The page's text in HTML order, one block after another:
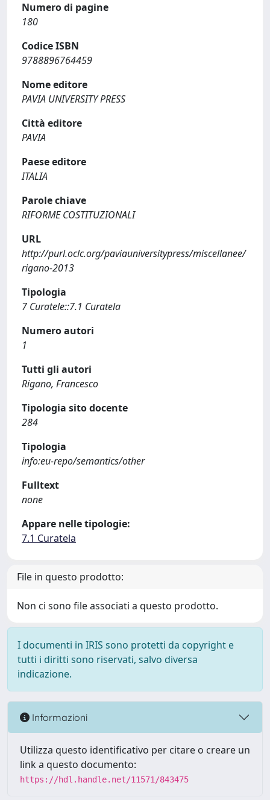
Numero di pagine
180
Codice ISBN
9788896764459
Nome editore
PAVIA UNIVERSITY PRESS
Città editore
PAVIA
Paese editore
ITALIA
Parole chiave
RIFORME COSTITUZIONALI
URL
http://purl.oclc.org/paviauniversitypress/miscellanee/
rigano-2013
Tipologia
7 Curatele::7.1 Curatela
Numero autori
1
Tutti gli autori
Rigano, Francesco
Tipologia sito docente
284
Tipologia
info:eu-repo/semantics/other
Fulltext
none
Appare nelle tipologie:
7.1 Curatela
File in questo prodotto:
Non ci sono file associati a questo prodotto.
I documenti in IRIS sono protetti da copyright e
tutti i diritti sono riservati, salvo diversa
indicazione.
Informazioni
Utilizza questo identificativo per citare o creare un
link a questo documento:
https://hdl.handle.net/11571/843475